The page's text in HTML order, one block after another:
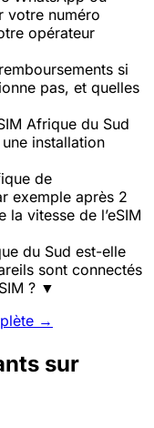
votre numéro
opérateur
si
pas, et quelles
Afrique du Sud
installation
de
exemple après 2
vitesse de l’eSIM
du Sud est-elle
sont connectés
? ▼
→
sur